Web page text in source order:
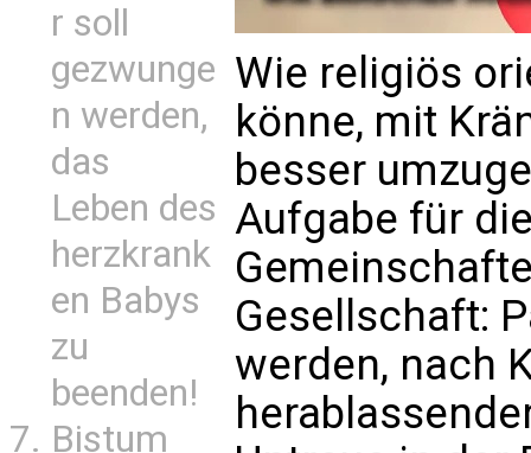
r soll
gezwunge
n werden,
das
Leben des
herzkrank
en Babys
zu
beenden!
Bistum
Wie religiös
könne, mit
besser
Aufgabe für
Gesellschaft:
werden, nach